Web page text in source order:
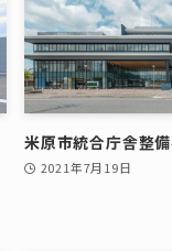
米原市統合庁舎整
2021年7月19日